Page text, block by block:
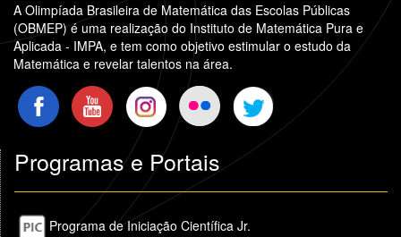
A Olimpíada Brasileira de Matemática das Escolas Públicas
(OBMEP) é uma realização do Instituto de Matemática Pura e
Aplicada - IMPA, e tem como objetivo estimular o estudo da
Matemática e revelar talentos na área.
Programas e Portais
Programa de Iniciação Científica Jr.